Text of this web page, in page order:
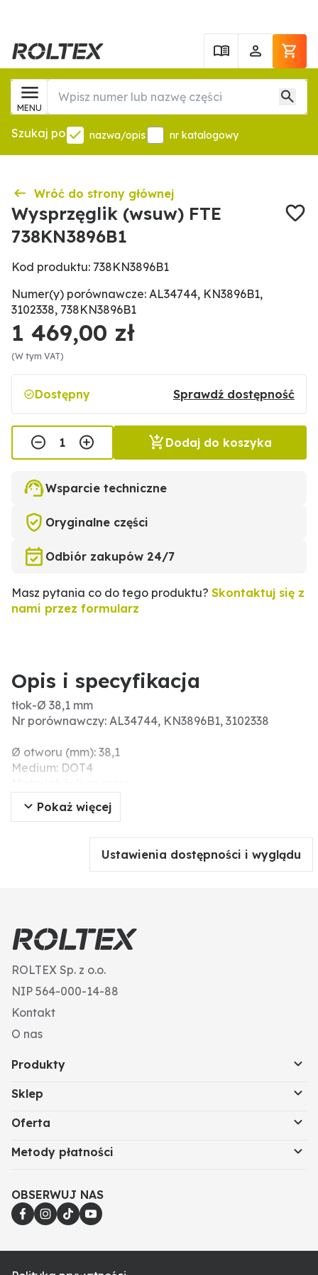
MENU
Szukaj po nazwa/opis nr katalogowy
Wróć do strony głównej
Wysprzęglik (wsuw) FTE
738KN3896B1
Kod produktu: 738KN3896B1
Numer(y) porównawcze: AL34744, KN3896B1,
3102338, 738KN3896B1
1 469,00 zł
(W tym VAT)
Dostępny Sprawdź dostępność
Dodaj do koszyka
Wsparcie techniczne
Oryginalne części
Odbiór zakupów 24/7
Masz pytania co do tego produktu? Skontaktuj się z
nami przez formularz
Opis i specyfikacja
tłok-Ø 38,1 mm
Nr porównawczy: AL34744, KN3896B1, 3102338
Ø otworu (mm): 38,1
Medium: DOT4
Pokaż więcej
Ustawienia dostępności i wyglądu
ROLTEX Sp. z o.o.
NIP 564-000-14-88
Kontakt
O nas
Produkty
Sklep
Oferta
Metody płatności
OBSERWUJ NAS